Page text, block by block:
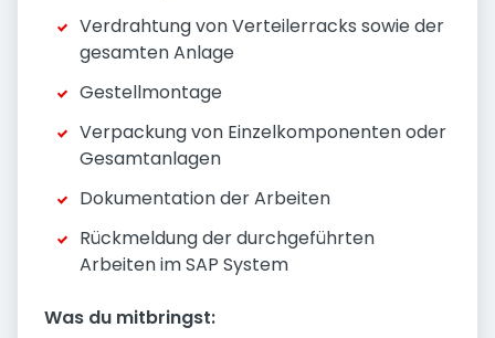
Verdrahtung von Verteilerracks sowie der
gesamten Anlage
Gestellmontage
Verpackung von Einzelkomponenten oder
Gesamtanlagen
Dokumentation der Arbeiten
Rückmeldung der durchgeführten
Arbeiten im SAP System
Was du mitbringst: